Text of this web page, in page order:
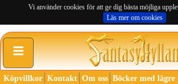
Vi använder cookies för att ge dig bästa möjliga
Läs mer om cookies
≡
Köpvillkor Kontakt Om oss Böcker med lägre